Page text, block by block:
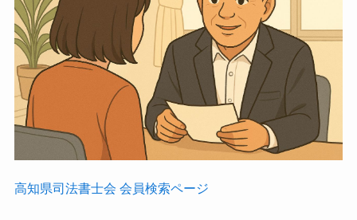
高知県司法書士会 会員検索ページ